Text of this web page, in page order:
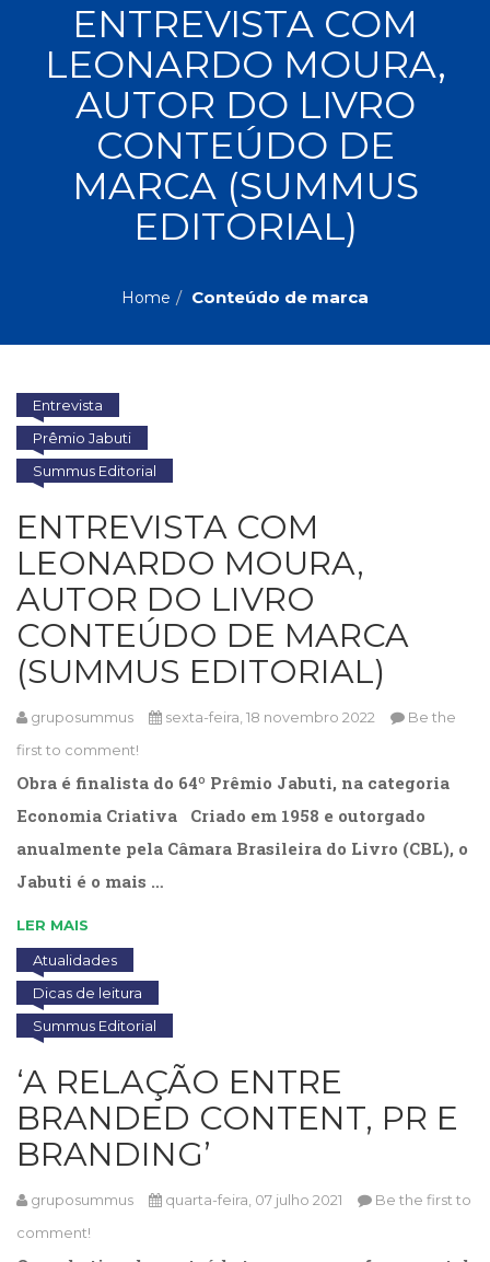
Administração,
RH
Astrologia
Atualidades,
Política,
Direitos
Depoimentos,
(104)
Ciências
Sociais
(102)
(23)
Comportamento
(418)
Comunicação
(232)
Corpo
Movimento
(226)
Interior
(222)
Criatividade
Culinária,
Alimentação
Economia,
Negócios
(31)
Educação
(278)
Especial
(39)
Fisioterapia
(47)
Fonoaudiologia
(54)
terapia
PROMOÇÕES
VENDIDOS
ENTREVISTA COM
LEONARDO MOURA,
AUTOR DO LIVRO
CONTEÚDO DE
MARCA (SUMMUS
EDITORIAL)
Home Conteúdo de marca
Entrevista
Prêmio Jabuti
Summus Editorial
ENTREVISTA COM
LEONARDO MOURA,
AUTOR DO LIVRO
CONTEÚDO DE MARCA
(SUMMUS EDITORIAL)
gruposummus sexta-feira, 18 novembro 2022
Be the
first to comment!
Obra é finalista do 64º Prêmio Jabuti, na categoria
Economia Criativa Criado em 1958 e outorgado
anualmente pela Câmara Brasileira do Livro (CBL), o
Jabuti é o mais …
LER MAIS
Atualidades
Dicas de leitura
Summus Editorial
‘A RELAÇÃO ENTRE
BRANDED CONTENT, PR E
BRANDING’
gruposummus quarta-feira, 07 julho 2021
Be the first to
comment!